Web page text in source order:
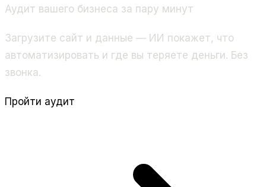
Аудит вашего бизнеса за пару минут
Загрузите сайт и данные — ИИ покажет, что
автоматизировать и где вы теряете деньги. Без
звонка.
Пройти аудит